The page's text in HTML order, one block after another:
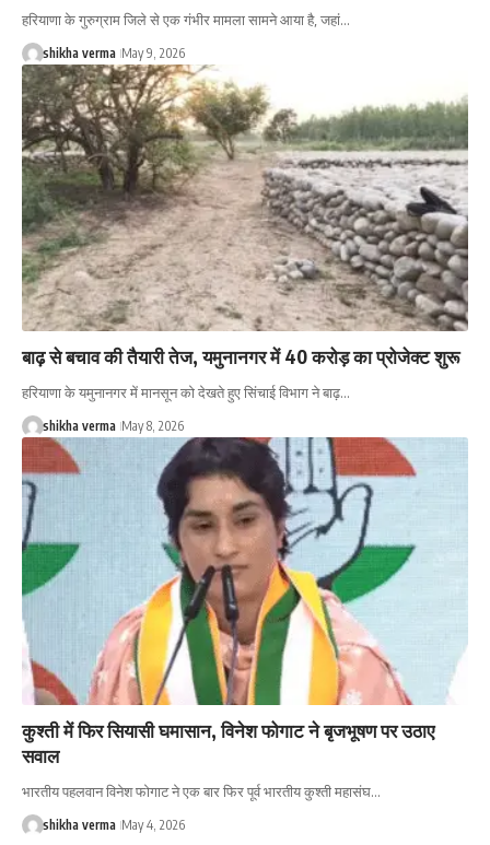
हरियाणा के गुरुग्राम जिले से एक गंभीर मामला सामने आया है, जहां…
shikha verma May 9, 2026
बाढ़ से बचाव की तैयारी तेज, यमुनानगर में 40 करोड़ का प्रोजेक्ट शुरू
हरियाणा के यमुनानगर में मानसून को देखते हुए सिंचाई विभाग ने बाढ़…
shikha verma May 8, 2026
कुश्ती में फिर सियासी घमासान, विनेश फोगाट ने बृजभूषण पर उठाए
सवाल
भारतीय पहलवान विनेश फोगाट ने एक बार फिर पूर्व भारतीय कुश्ती महासंघ…
shikha verma May 4, 2026